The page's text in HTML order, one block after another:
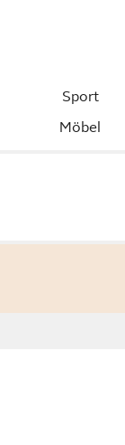
Sport
Möbel